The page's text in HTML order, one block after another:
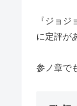
『ジョ
に定評が
参ノ章で